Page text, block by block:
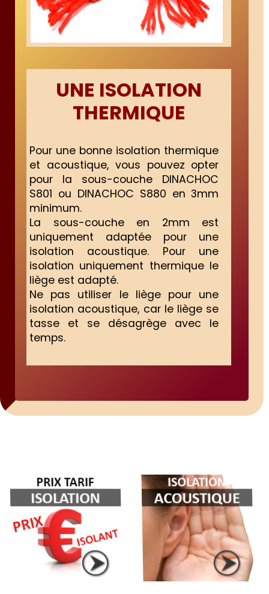
UNE ISOLATION
THERMIQUE
Pour une bonne isolation thermique
et acoustique, vous pouvez opter
pour la sous-couche DINACHOC
S801 ou DINACHOC S880 en 3mm
minimum.
La sous-couche en 2mm est
uniquement adaptée pour une
isolation acoustique. Pour une
isolation uniquement thermique le
liège est adapté.
Ne pas utiliser le liège pour une
isolation acoustique, car le liège se
tasse et se désagrège avec le
temps.